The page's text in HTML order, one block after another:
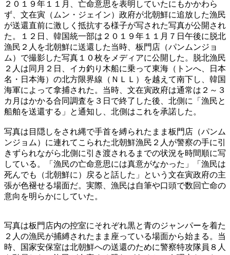
２０１９年１１月、亡命意思を表明していたにもかかわら
ず、文在寅（ムン・ジェイン）政府が北朝鮮に追放した漁民
が送還直前に激しく抵抗する様子が写された写真が公開され
た。１２日、韓国統一部は２０１９年１１月７日午後に脱北
漁民２人を北朝鮮に送還した当時、板門店（パンムンジョ
ム）で撮影した写真１０枚をメディアに公開した。脱北漁民
２人は同月２日、イカ釣り木船に乗って東海（トンへ、日本
名・日本海）の北方限界線（ＮＬＬ）を越えて南下し、韓国
海軍によって拿捕された。当時、文在寅政府は通常は２～３
カ月はかかる合同調査を３日で終了した後、北側に「漁民と
船舶を送還する」と通知し、北側はこれを承諾した。
写真は目隠しをされ縄で手首を縛られたまま板門店（パンム
ンジョム）に連れてこられた北朝鮮漁民２人が警察の手に引
きずられながら北側に引き渡されるまでの状況を時間順に写
している。「漁民の亡命意思には真意がなかった」「漁民は
死んでも（北朝鮮に）戻ると話した」という文在寅政府の主
張が色褪せる場面だ。実際、漁民は自筆や口頭で数回亡命の
意向を明らかにしていた。
写真は板門店内の控室にそれぞれ黒と青のジャンパーを着た
２人の漁民が捕縛されたまま座っている場面から始まる。当
時、国家安保室は北朝鮮への送還のために警察特攻隊員８人